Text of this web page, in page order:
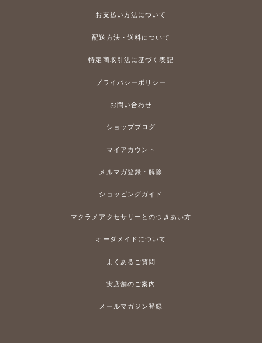
お支払い方法について
配送方法・送料について
特定商取引法に基づく表記
プライバシーポリシー
お問い合わせ
ショップブログ
マイアカウント
メルマガ登録・解除
ショッピングガイド
マクラメアクセサリーとのつきあい方
オーダメイドについて
よくあるご質問
実店舗のご案内
メールマガジン登録